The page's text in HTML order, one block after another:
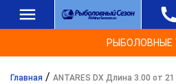
РЫБОЛОВНЫЕ
Главная / ANTARES DX Длина 3.00 от 21